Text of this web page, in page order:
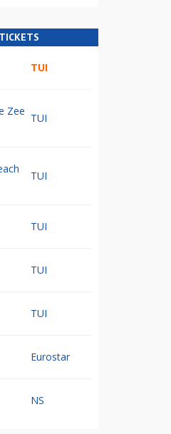
TUI
Zee
TUI
TUI
TUI
TUI
TUI
Eurostar
NS